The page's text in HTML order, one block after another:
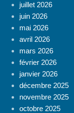
juillet 2026
juin 2026
mai 2026
avril 2026
mars 2026
février 2026
janvier 2026
décembre 2025
novembre 2025
octobre 2025